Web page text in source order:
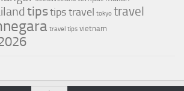
tipstips travel tokyo travel
travel tips vietnam